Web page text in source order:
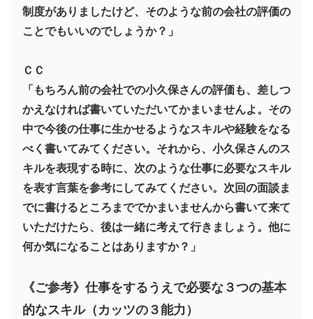
制度がありましたけど、そのような前の会社の評価の
ことでもいいのでしょうか？」
ＣＣ
「もちろん前の会社での小久保さんの評価も、差しつ
かえなければ書いていただいてかまいませんよ。その
中で今後の仕事に生かせるようなスキルや経験をなる
べく書いてみてください。それから、小久保さんのス
キルを表現する時に、次のような仕事に必要なスキル
を表す言葉を参考にしてみてください。次回の面談ま
でに書けるところまででかまいませんから書いて来て
いただけたら、後は一緒に考えて行きましょう。他に
何か気になることはありますか？」
《ご参考》仕事をするうえで必要な３つの基本
的なスキル（カッツの３能力）